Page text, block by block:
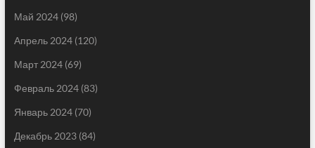
Май 2024(98)
Апрель 2024(120)
Март 2024(69)
Февраль 2024(83)
Январь 2024(70)
Декабрь 2023(84)